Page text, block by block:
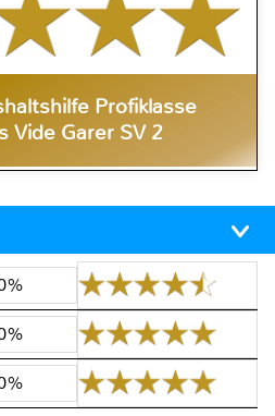
Profiklasse
Vide Garer SV 2